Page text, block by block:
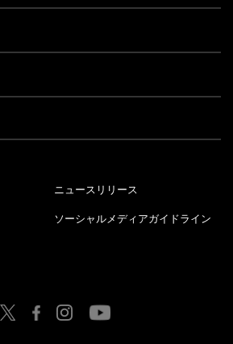
ニュースリリース
ソーシャルメディアガイドライン